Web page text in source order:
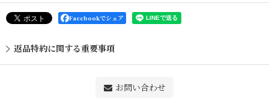
Facebookでシェア
返品特約に関する重要事項
お問い合わせ